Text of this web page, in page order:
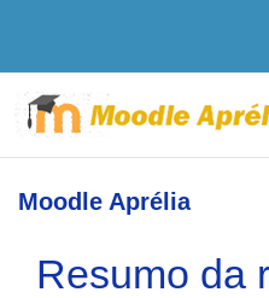
Moodle Aprélia
Resumo da